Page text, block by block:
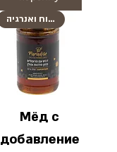
Г
р
а
м
м
ы
מקור כוח ואנרגיה
Мёд с
добавление